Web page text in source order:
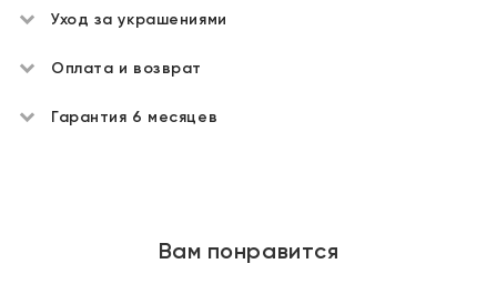
Уход за украшениями
Оплата и возврат
Гарантия 6 месяцев
Вам понравится